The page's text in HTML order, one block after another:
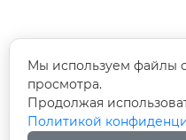
Мы используем файлы
просмотра.
Продолжая
Политикой